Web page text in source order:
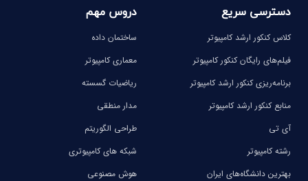
دسترسی سریع
کلاس کنکور ارشد کامپیوتر
فیلم‌های رایگان کنکور کامپیوتر
برنامه‌ریزی کنکور ارشد کامپیوتر
منابع کنکور ارشد کامپیوتر
آی تی
رشته کامپیوتر
بهترین دانشگاه‌های ایران
دروس مهم
ساختمان داده
معماری کامپیوتر
ریاضیات گسسته
مدار منطقی
طراحی الگوریتم
شبکه های کامپیوتری
هوش مصنوعی